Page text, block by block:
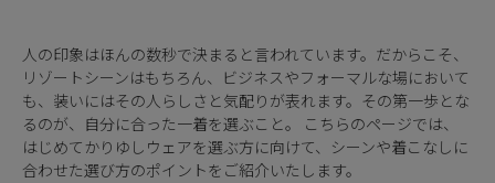
ランキング
新商品
人の印象はほんの数秒で決まると言われています。だからこそ、
リゾートシーンはもちろん、ビジネスやフォーマルな場において
も、装いにはその人らしさと気配りが表れます。その第一歩とな
るのが、自分に合った一着を選ぶこと。 こちらのページでは、
はじめてかりゆしウェアを選ぶ方に向けて、シーンや着こなしに
合わせた選び方のポイントをご紹介いたします。